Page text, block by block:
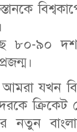
৮০-৯০
আমরা যখন
ক্রিকেট
নতুন